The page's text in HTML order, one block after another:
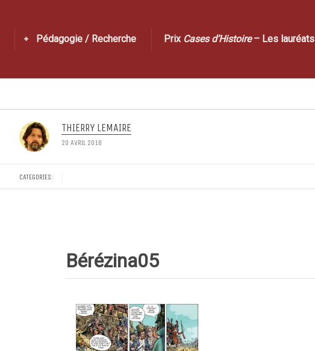
Pédagogie / Recherche Prix Cases d’Histoire– Les lauréats
THIERRY LEMAIRE
20 AVRIL 2016
CATEGORIES:
Bérézina05